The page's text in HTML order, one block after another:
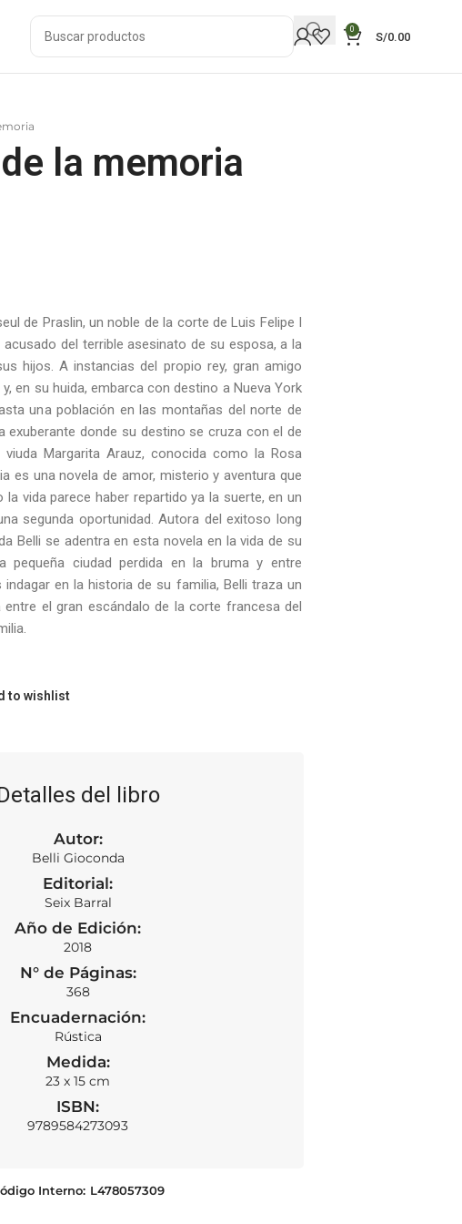
0
S/0.00
la memoria
de Praslin, un noble de la corte de Luis Felipe I
acusado del terrible asesinato de su esposa, a la
hijos. A instancias del propio rey, gran amigo
en su huida, embarca con destino a Nueva York
una población en las montañas del norte de
exuberante donde su destino se cruza con el de
Margarita Arauz, conocida como la Rosa
es una novela de amor, misterio y aventura que
vida parece haber repartido ya la suerte, en un
segunda oportunidad. Autora del exitoso long
Belli se adentra en esta novela en la vida de su
pequeña ciudad perdida en la bruma y entre
en la historia de su familia, Belli traza un
el gran escándalo de la corte francesa del
to wishlist
del libro
Autor:
Belli Gioconda
Editorial:
Seix Barral
Año de Edición:
2018
N° de Páginas:
368
Encuadernación:
Rústica
Medida:
23 x 15 cm
ISBN:
9789584273093
Interno: L478057309